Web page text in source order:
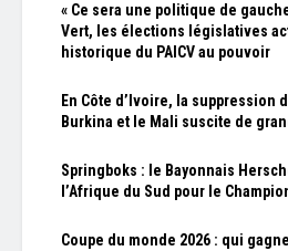
« Ce sera une politique de
Vert, les élections législatives
historique du PAICV au pouvoir
En Côte d’Ivoire, la suppression
Burkina et le Mali suscite de
Springboks : le Bayonnais
l’Afrique du Sud pour le
Coupe du monde 2026 : qui